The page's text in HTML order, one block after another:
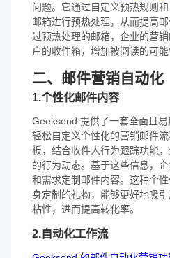
问题。它通过自定义预热规则
邮箱进行预热处理，从而提高
过预热处理的邮箱，企业的营
户的收件箱，增加被阅读的可能
二、邮件营销自动化
1.个性化邮件内容
Geeksend 提供了一套全面且
轻松自定义个性化的营销邮件
板，结合收件人行为跟踪功能
的行为动态。基于这些信息，
和需求定制邮件内容。这种个
身定制的礼物，能够更好地吸
粘性，进而提高转化率。
2.自动化工作流